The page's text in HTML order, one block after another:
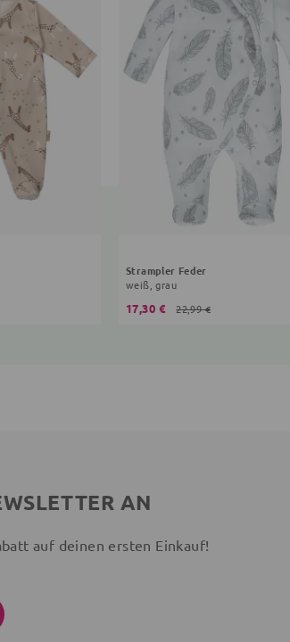
Strampler Feder
weiß, grau
17,30 € 22,99 €
AN
auf deinen ersten Einkauf!